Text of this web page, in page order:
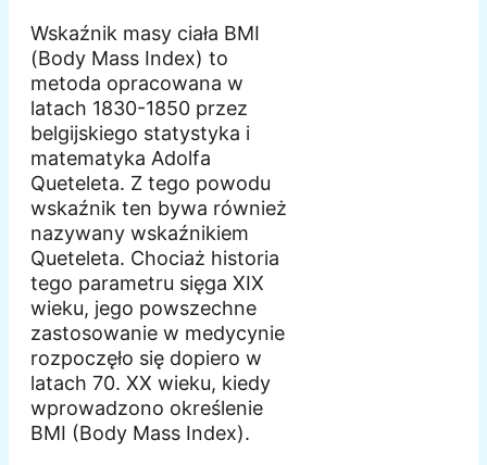
Wskaźnik masy ciała BMI
(Body Mass Index) to
metoda opracowana w
latach 1830-1850 przez
belgijskiego statystyka i
matematyka Adolfa
Queteleta. Z tego powodu
wskaźnik ten bywa również
nazywany wskaźnikiem
Queteleta. Chociaż historia
tego parametru sięga XIX
wieku, jego powszechne
zastosowanie w medycynie
rozpoczęło się dopiero w
latach 70. XX wieku, kiedy
wprowadzono określenie
BMI (Body Mass Index).